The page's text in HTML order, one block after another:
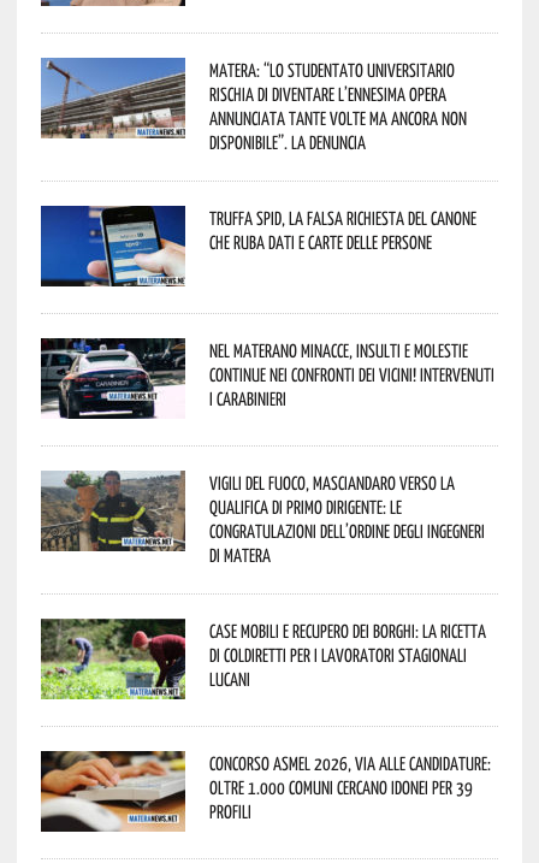
Matera: “Lo studentato universitario
rischia di diventare l’ennesima opera
annunciata tante volte ma ancora non
disponibile”. La denuncia
Truffa Spid, la falsa richiesta del canone
che ruba dati e carte delle persone
Nel materano minacce, insulti e molestie
continue nei confronti dei vicini! Intervenuti
i Carabinieri
Vigili del Fuoco, Masciandaro verso la
qualifica di Primo Dirigente: le
congratulazioni dell’Ordine degli Ingegneri
di Matera
Case mobili e recupero dei borghi: la ricetta
di Coldiretti per i lavoratori stagionali
lucani
Concorso Asmel 2026, via alle candidature:
oltre 1.000 Comuni cercano idonei per 39
profili